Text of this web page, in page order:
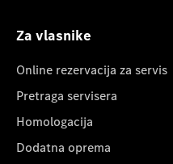
Za vlasnike
Online rezervacija za servis
Pretraga servisera
Homologacija
Dodatna oprema